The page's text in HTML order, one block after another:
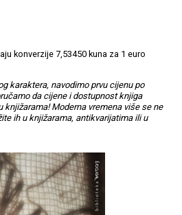
konverzije 7,53450 kuna za 1 euro
karaktera, navodimo prvu cijenu po
da cijene i dostupnost knjiga
knjižarama! Moderna vremena više se ne
ih u knjižarama, antikvarijatima ili u